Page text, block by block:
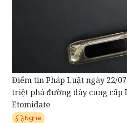
Điểm tin Pháp Luật ngày 22/
triệt phá đường dây cung cấp
Etomidate
Nghe